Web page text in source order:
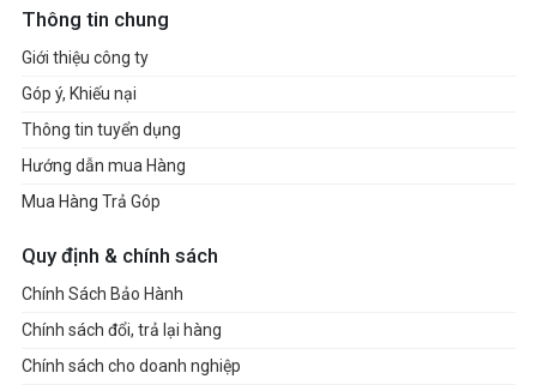
Thông tin chung
Giới thiệu công ty
Góp ý, Khiếu nại
Thông tin tuyển dụng
Hướng dẫn mua Hàng
Mua Hàng Trả Góp
Quy định & chính sách
Chính Sách Bảo Hành
Chính sách đổi, trả lại hàng
Chính sách cho doanh nghiệp